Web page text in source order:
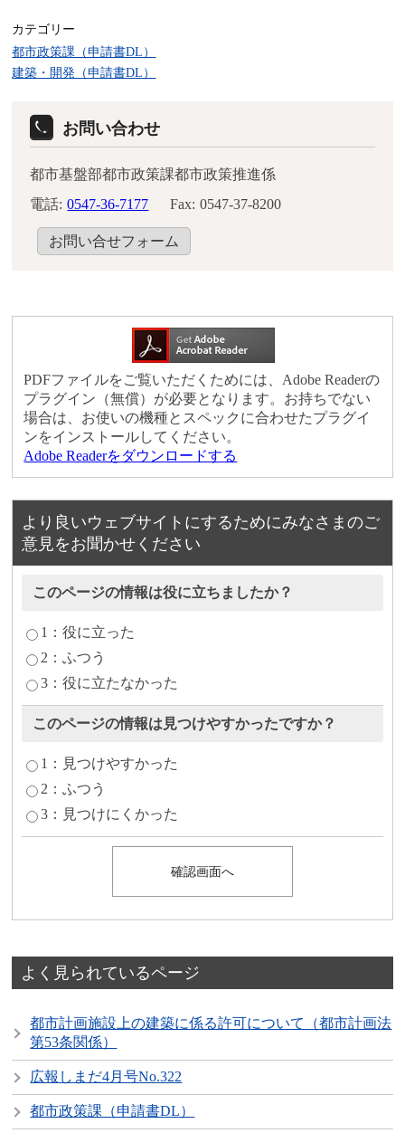
カテゴリー
都市政策課（申請書DL）
建築・開発（申請書DL）
お問い合わせ
都市基盤部都市政策課都市政策推進係
電話: 0547-36-7177 Fax: 0547-37-8200
お問い合せフォーム
PDFファイルをご覧いただくためには、Adobe Readerの
プラグイン（無償）が必要となります。お持ちでない
場合は、お使いの機種とスペックに合わせたプラグイ
ンをインストールしてください。
Adobe Readerをダウンロードする
より良いウェブサイトにするためにみなさまのご
意見をお聞かせください
このページの情報は役に立ちましたか？
1：役に立った
2：ふつう
3：役に立たなかった
このページの情報は見つけやすかったですか？
1：見つけやすかった
2：ふつう
3：見つけにくかった
よく見られているページ
都市計画施設上の建築に係る許可について（都市計画法
第53条関係）
広報しまだ4月号No.322
都市政策課（申請書DL）